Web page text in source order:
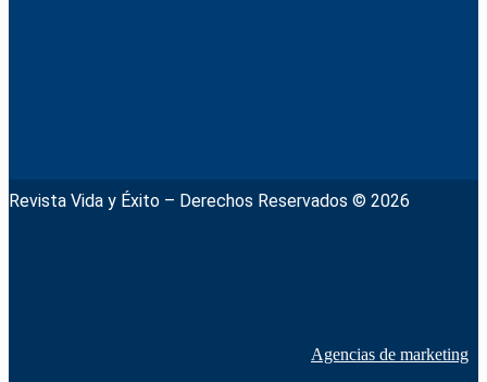
Revista Vida y Éxito – Derechos Reservados © 2026
Agencias de marketing